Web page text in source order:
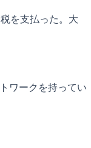
を支払った。大
ワークを持ってい